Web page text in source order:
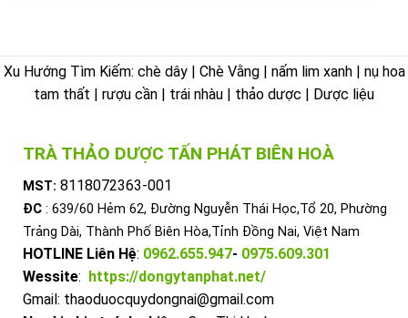
Xu Hướng Tìm Kiếm: chè dây | Chè Vằng | nấm lim xanh | nụ hoa
tam thất | rượu cần | trái nhàu | thảo dược | Dược liệu
TRÀ THẢO DƯỢC TẤN PHÁT BIÊN HOÀ
MST: 8118072363-001
ĐC : 639/60 Hẻm 62, Đường Nguyễn Thái Học,Tổ 20, Phường
Trảng Dài, Thành Phố Biên Hòa,Tỉnh Đồng Nai, Việt Nam
HOTLINE Liên Hệ: 0962.655.947- 0975.609.301
Wessite: https://dongytanphat.net/
Gmail: thaoduocquydongnai@gmail.com